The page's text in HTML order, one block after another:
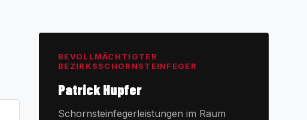
BEVOLLMÄCHTIGTER
BEZIRKSSCHORNSTEINFEGER
Patrick Hupfer
Schornsteinfegerleistungen im Raum